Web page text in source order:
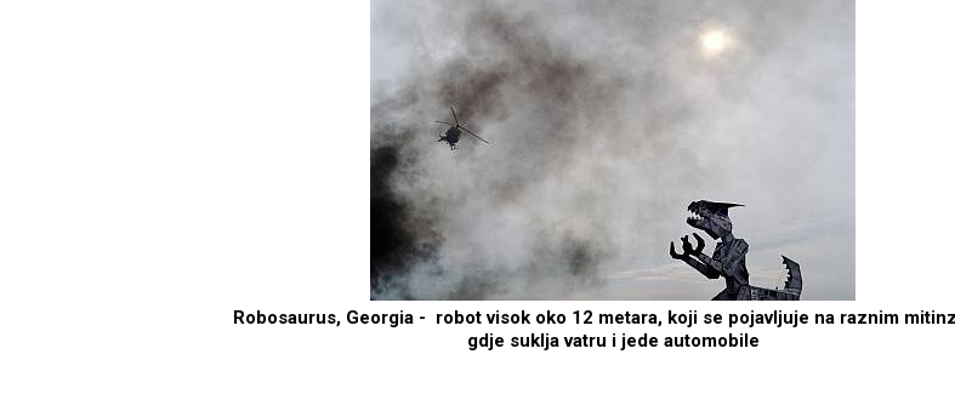
Robosaurus, Georgia - robot visok oko 12 metara, koji se pojavljuje na raznim
gdje suklja vatru i jede automobile